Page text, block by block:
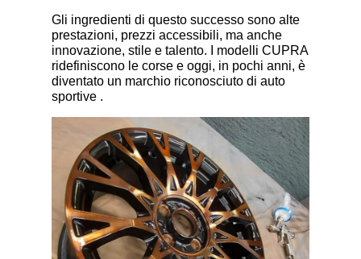
Gli ingredienti di questo successo sono alte
prestazioni, prezzi accessibili, ma anche
innovazione, stile e talento. I modelli CUPRA
ridefiniscono le corse e oggi, in pochi anni, è
diventato un marchio riconosciuto di auto
sportive .